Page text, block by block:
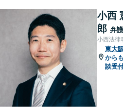
小西
郎 弁
小西法律
東大
から
談受